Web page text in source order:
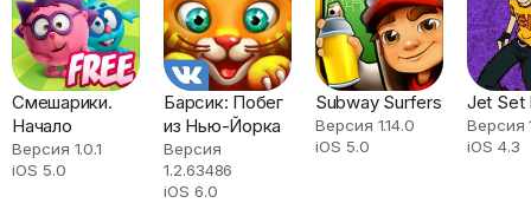
Смешарики.
Начало
Версия 1.0.1
iOS 5.0
Барсик: Побег
из Нью-Йорка
Версия
1.2.63486
iOS 6.0
Subway Surfers
Версия 1.14.0
iOS 5.0
Jet Set
Версия
iOS 4.3